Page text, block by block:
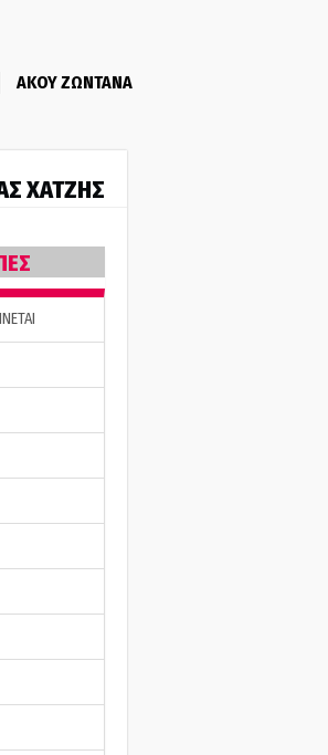
ΑΚΟΥ ΖΩΝΤΑΝΑ
ΧΑΤΖΗΣ